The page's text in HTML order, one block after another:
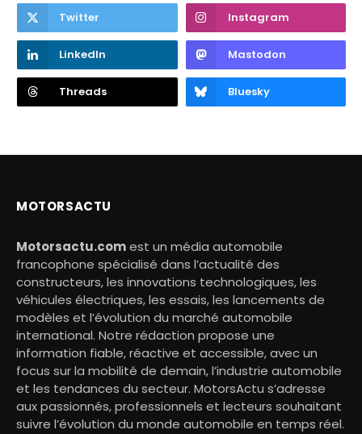
Twitter Instagram
LinkedIn Mastodon
Threads Bluesky
MOTORSACTU
Motorsactu.comest un média automobile
francophone spécialisé dans l’actualité des
constructeurs, les innovations technologiques, les
véhicules électriques, les essais, les lancements de
modèles et l’évolution du marché automobile
international. Notre rédaction propose une
information fiable, réactive et accessible, avec un
focus sur la mobilité de demain, l’industrie automobile
et les tendances du secteur. MotorsActu s’adresse
aux passionnés, professionnels et lecteurs souhaitant
suivre l’évolution du monde automobile en temps réel.